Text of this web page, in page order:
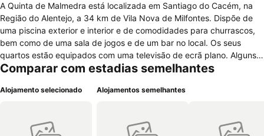
A Quinta de Malmedra está localizada em Santiago do Cacém, na
Região do Alentejo, a 34 km de Vila Nova de Milfontes. Dispõe de
uma piscina exterior e interior e de comodidades para churrascos,
bem como de uma sala de jogos e de um bar no local. Os seus
quartos estão equipados com uma televisão de ecrã plano. Alguns
quartos têm ainda uma área de estar onde é possível relaxar. Alguns
quartos possuem uma casa de banho privativa. O centro de
propriedade. Sines situa-se a 16 km da Quinta de Malmedra e Porto
Comparar com estadias semelhantes
Alojamento selecionado Alojamentos semelhantes